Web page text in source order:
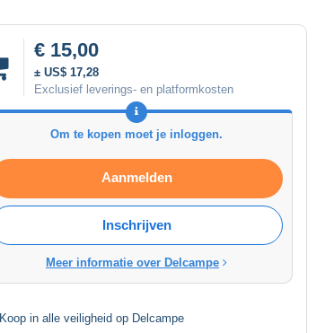
€ 15,00
± US$ 17,28
Exclusief leverings- en platformkosten
Om te kopen moet je inloggen.
Aanmelden
Inschrijven
Meer informatie over Delcampe
Koop in alle veiligheid op Delcampe